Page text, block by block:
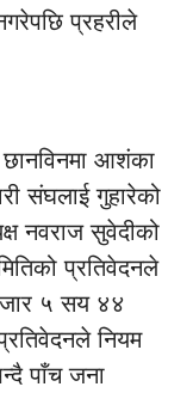
प्रहरीले
आशंका
संघलाई गुहारेको
नवराज सुवेदीको
प्रतिवेदनले
५ सय ४४
नियम
पाँच जना